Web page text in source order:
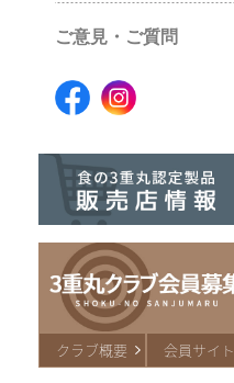
ご意見・ご質問
クラブ概要 会員サイト